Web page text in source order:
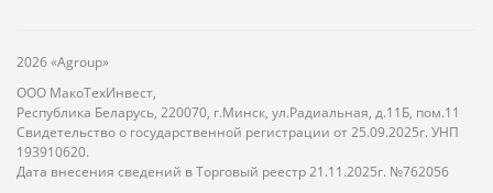
2026 «Agroup»
ООО МакоТехИнвест,
Республика Беларусь, 220070, г.Минск, ул.Радиальная, д.11Б, пом.11
Свидетельство о государственной регистрации от 25.09.2025г. УНП
193910620.
Дата внесения сведений в Торговый реестр 21.11.2025г. №762056